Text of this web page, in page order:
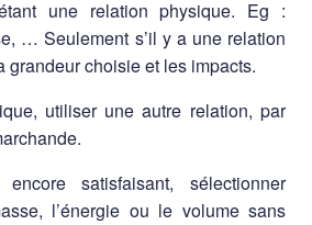
une relation physique. Eg :
… Seulement s’il y a une relation
grandeur choisie et les impacts.
utiliser une autre relation, par
satisfaisant, sélectionner
l’énergie ou le volume sans